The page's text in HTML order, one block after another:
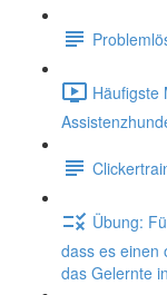
Häufigste
Übung:
dass es einen
das Gelernte